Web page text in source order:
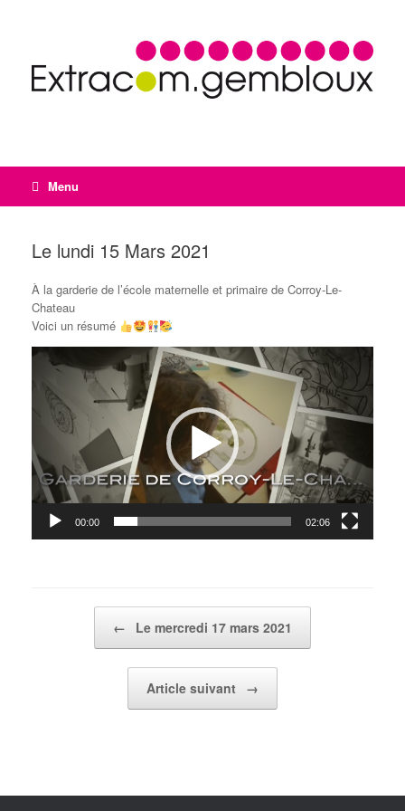
Menu
Le lundi 15 Mars 2021
À la garderie de l’école maternelle et primaire de Corroy-Le-
Chateau
Voici un résumé
Lecteur
vidéo
00:00 02:06
← Le mercredi 17 mars 2021
Article suivant →